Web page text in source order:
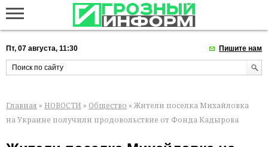
Пт, 07 августа, 11:30 Пишите нам
Главная » НОВОСТИ » Общество » Жители поселка Михайловка
на Украине получили продовольствие от Фонда Кадырова